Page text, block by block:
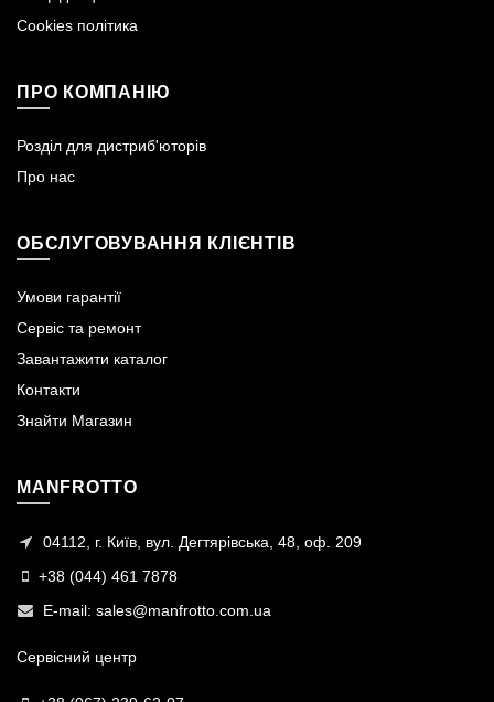
Cookies політика
ПРО КОМПАНІЮ
Розділ для дистриб'юторів
Про нас
ОБСЛУГОВУВАННЯ КЛІЄНТІВ
Умови гарантії
Сервіс та ремонт
Завантажити каталог
Контакти
Знайти Магазин
MANFROTTO
04112, г. Київ, вул. Дегтярівська, 48, оф. 209
+38 (044) 461 7878
E-mail: sales@manfrotto.com.ua
Сервісний центр